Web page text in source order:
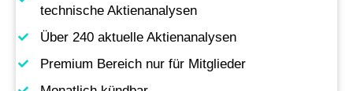
technische Aktienanalysen
Über 240 aktuelle Aktienanalysen
Premium Bereich nur für Mitglieder